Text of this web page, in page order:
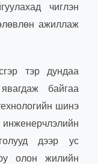
чиглэн
ажиллаж
тэр дундаа
байгаа
шинэ
дээр ус
олон жилийн